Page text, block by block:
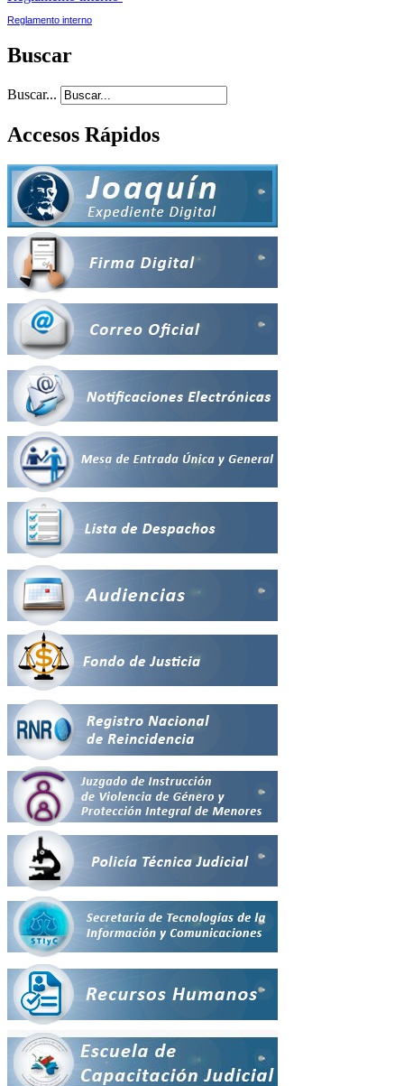
Reglamento interno
Buscar
Buscar...
Accesos Rápidos